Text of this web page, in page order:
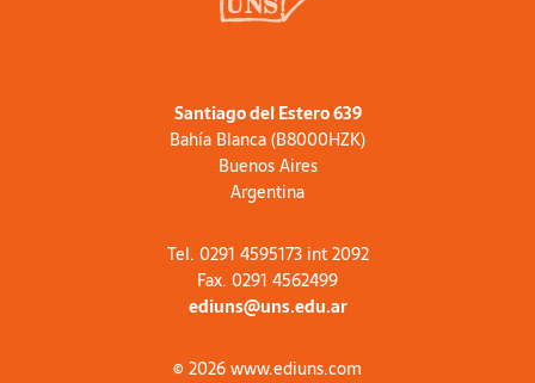
Santiago del Estero 639
Bahía Blanca (B8000HZK)
Buenos Aires
Argentina
Tel. 0291 4595173 int 2092
Fax. 0291 4562499
ediuns@uns.edu.ar
© 2026 www.ediuns.com